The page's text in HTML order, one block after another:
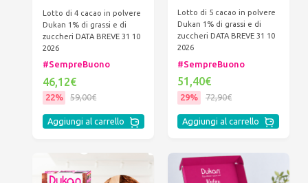
Lotto di 4 cacao in polvere
Dukan 1% di grassi e di
zuccheri DATA BREVE 31 10
2026
#SempreBuono
46,12€
22% 59,00€
Aggiungi al carrello
Lotto di 5 cacao in polvere
Dukan 1% di grassi e di
zuccheri DATA BREVE 31 10
2026
#SempreBuono
51,40€
29% 72,90€
Aggiungi al carrello